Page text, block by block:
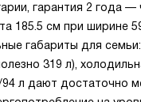
гарантия 2 года —
185.5 см при ширине
габариты для
319 л),
л дают достаточно